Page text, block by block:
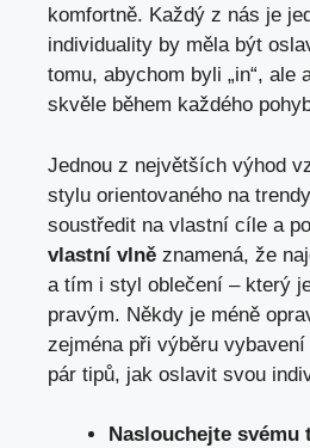
komfortně. Každý z nás je
individuality by měla být
tomu, abychom byli „in“, ale
skvěle během každého
Jednou z největších výhod
stylu orientovaného na
soustředit na vlastní cíle a
vlastní vlně znamená, že
a tím i styl oblečení – který
pravým. Někdy je méně
zejména při výběru
pár tipů, jak oslavit svou
Naslouchejte svému